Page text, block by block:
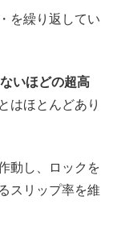
を繰り返してい
いほどの超高
はほとんどあり
動し、ロックを
スリップ率を維